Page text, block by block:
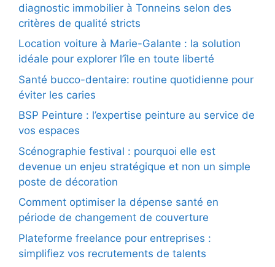
diagnostic immobilier à Tonneins selon des
critères de qualité stricts
Location voiture à Marie-Galante : la solution
idéale pour explorer l’île en toute liberté
Santé bucco-dentaire: routine quotidienne pour
éviter les caries
BSP Peinture : l’expertise peinture au service de
vos espaces
Scénographie festival : pourquoi elle est
devenue un enjeu stratégique et non un simple
poste de décoration
Comment optimiser la dépense santé en
période de changement de couverture
Plateforme freelance pour entreprises :
simplifiez vos recrutements de talents